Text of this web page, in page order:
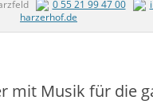
0 55 21 99 47 00
harzerhof.de
mit Musik für die